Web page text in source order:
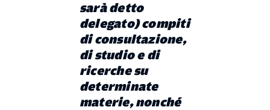
sarà detto
delegato) compiti
di consultazione,
di studio e di
ricerche su
determinate
materie, nonché